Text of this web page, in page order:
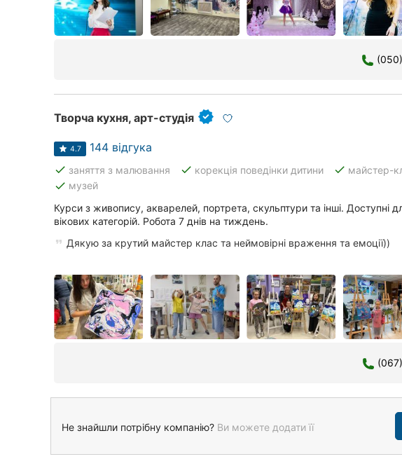
Творча кухня, арт-студія
4.7 144 відгука
done заняття з малювання done корекція поведінки дитини done майстер-
done музей
Курси з живопису, акварелей, портрета, скульптури та інші. Доступні
вікових категорій. Робота 7 днів на тиждень.
Дякую за крутий майстер клас та неймовірні враження та емоції))
Не знайшли потрібну компанію? Ви можете додати її